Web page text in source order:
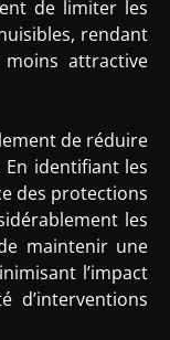
de limiter les
rendant
attractive
de réduire
identifiant les
des protections
les
maintenir une
l’impact
d’interventions